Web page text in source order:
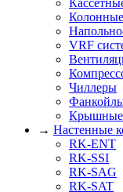
VRF
Чиллеры
Крышные
→ Настенные
RK-ENT
RK-SSI
RK-SAG
RK-SAT